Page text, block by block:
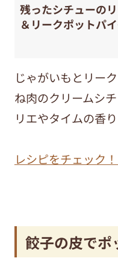
残ったシチューの
＆リークポットパ
じゃがいもとリー
ね肉のクリームシ
リエやタイムの香
レシピをチェック
餃子の皮でポ